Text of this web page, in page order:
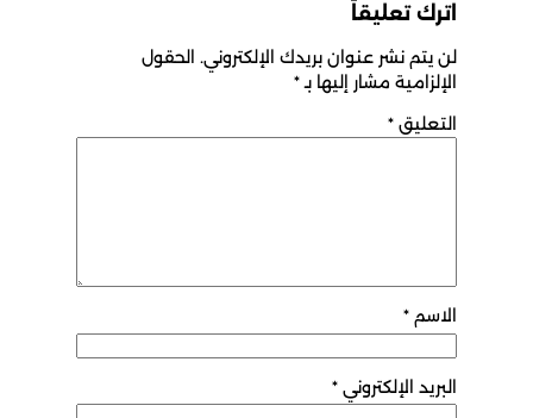
اترك تعليقاً
لن يتم نشر عنوان بريدك الإلكتروني. الحقول
الإلزامية مشار إليها بـ*
التعليق *
الاسم *
البريد الإلكتروني *